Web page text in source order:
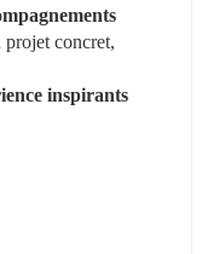
concret,
inspirants